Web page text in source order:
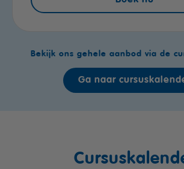
Bekijk ons gehele aanbod via de
Ga naar